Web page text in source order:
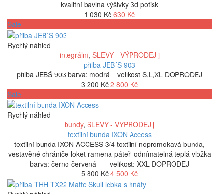
kvalitní bavlna výšivky 3d potisk
1 030Kč Původní
030 Kč.
630 KčAktuální
Sale
Rychlý náhled
integrální, SLEVY - VÝPRODEJ j
přilba JEB´S 903
přilba JEBŚ 903 barva: modrá velikost S,L,XL DOPRODEJ
3 200Kč Původní
200 Kč.
2 800 KčAktuální
800 Kč.
Sale
Rychlý náhled
bundy, SLEVY - VÝPRODEJ j
textilní bunda IXON Access
textilní bunda IXON ACCESS 3/4 textilní nepromokavá bunda,
vestavěné chrániče-loket-ramena-páteř, odnímatelná teplá vložka
barva: černo-červená velikost: XXL DOPRODEJ
5 800Kč Původní
cena
4 500 KčAktuální
cena